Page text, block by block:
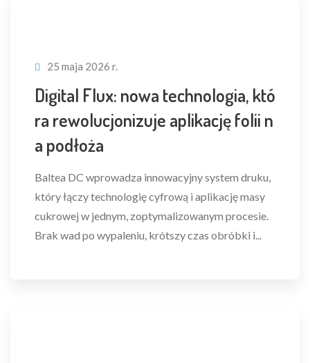
25 maja 2026 r.
Digital Flux: nowa technologia, któ
ra rewolucjonizuje aplikację folii n
a podłoża
Baltea DC wprowadza innowacyjny system druku,
który łączy technologię cyfrową i aplikację masy
cukrowej w jednym, zoptymalizowanym procesie.
Brak wad po wypaleniu, krótszy czas obróbki i...